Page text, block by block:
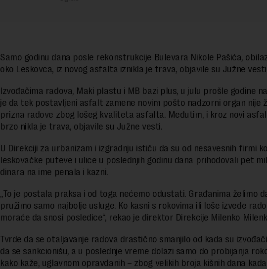
Samo godinu dana posle rekonstrukcije Bulevara Nikole Pašića,
oko Leskovca, iz novog asfalta iznikla je trava, objavile su Južne
Izvođačima radova, Maki plastu i MB bazi plus, u julu prošle godine
je da tek postavljeni asfalt zamene novim pošto nadzorni organ nije
prizna radove zbog lošeg kvaliteta asfalta. Međutim, i kroz novi
brzo nikla je trava, objavile su Južne vesti.
U Direkciji za urbanizam i izgradnju ističu da su od nesavesnih firmi
leskovačke puteve i ulice u poslednjih godinu dana prihodovali pet
dinara na ime penala i kazni.
„To je postala praksa i od toga nećemo odustati. Građanima želimo
pružimo samo najbolje usluge. Ko kasni s rokovima ili loše izvede
moraće da snosi posledice“, rekao je direktor Direkcije Milenko
Tvrde da se otaljavanje radova drastično smanjilo od kada su
da se sankcionišu, a u poslednje vreme dolazi samo do probijanja
kako kaže, uglavnom opravdanih – zbog velikih broja kišnih dana kada